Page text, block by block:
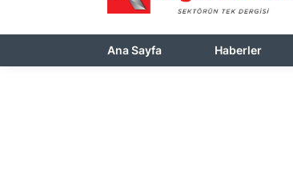
Ana Sayfa Haberler